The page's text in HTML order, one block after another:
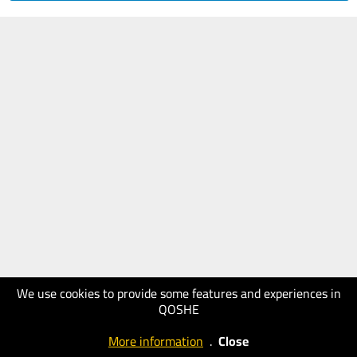
We use cookies to provide some features and experiences in
QOSHE
More information . Close